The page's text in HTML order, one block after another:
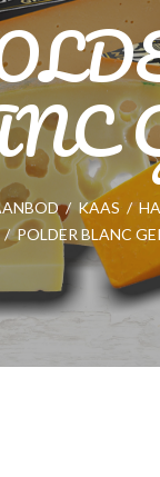
/ KAAS /
/ POLDER BLANC